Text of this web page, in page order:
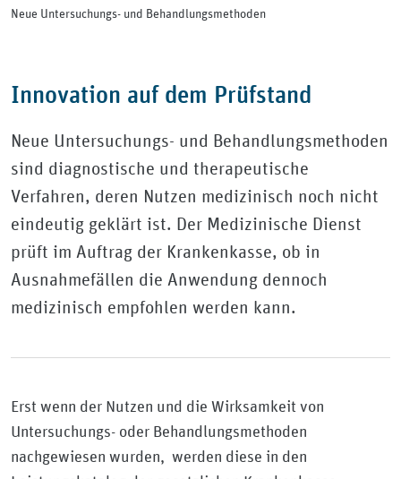
Neue Untersuchungs- und Behandlungsmethoden
Innovation auf dem Prüfstand
Neue Untersuchungs- und Behandlungsmethoden
sind diagnostische und therapeutische
Verfahren, deren Nutzen medizinisch noch nicht
eindeutig geklärt ist. Der Medizinische Dienst
prüft im Auftrag der Krankenkasse, ob in
Ausnahmefällen die Anwendung dennoch
medizinisch empfohlen werden kann.
Erst wenn der Nutzen und die Wirksamkeit von
Untersuchungs- oder Behandlungsmethoden
nachgewiesen wurden, werden diese in den